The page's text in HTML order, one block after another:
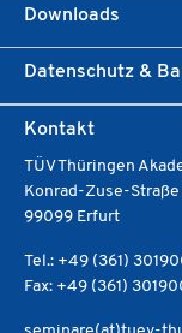
Downloads
Datenschutz &
Kontakt
TÜV Thüringen
Konrad-Zuse-Straße
99099 Erfurt
Tel.: +49 (361)
Fax: +49 (361)